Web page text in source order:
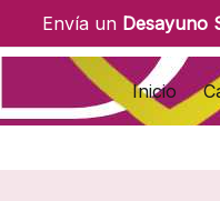
Envía un Desayuno
Inicio